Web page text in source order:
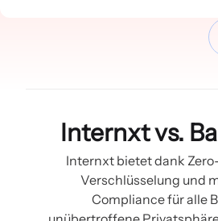
Internxt vs.
Internxt bietet dank
Verschlüsselung und
Compliance für alle